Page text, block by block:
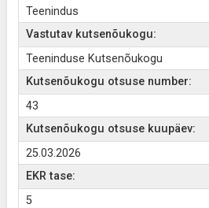
Teenindus
Vastutav kutsenõukogu:
Teeninduse Kutsenõukogu
Kutsenõukogu otsuse number:
43
Kutsenõukogu otsuse kuupäev:
25.03.2026
EKR tase:
5